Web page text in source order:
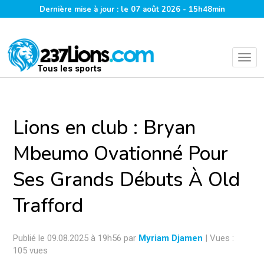
Dernière mise à jour : le 07 août 2026 - 15h48min
Tous les sports
Lions en club : Bryan
Mbeumo Ovationné Pour
Ses Grands Débuts À Old
Trafford
Publié le 09.08.2025 à 19h56 par Myriam Djamen | Vues :
105 vues